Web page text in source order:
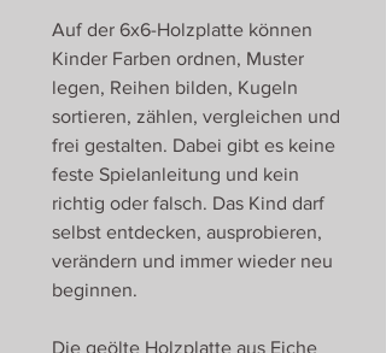
Auf der 6x6-Holzplatte können
Kinder Farben ordnen, Muster
legen, Reihen bilden, Kugeln
sortieren, zählen, vergleichen und
frei gestalten. Dabei gibt es keine
feste Spielanleitung und kein
richtig oder falsch. Das Kind darf
selbst entdecken, ausprobieren,
verändern und immer wieder neu
beginnen.
Die geölte Holzplatte aus Eiche